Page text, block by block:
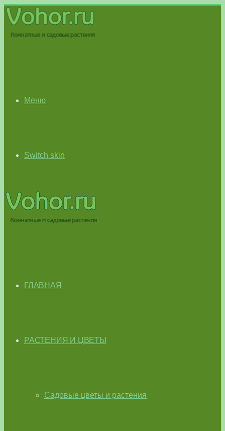
Меню
Switch skin
ГЛАВНАЯ
РАСТЕНИЯ И ЦВЕТЫ
Садовые цветы и растения